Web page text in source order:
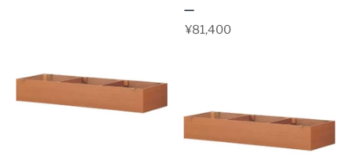
ー
¥81,400